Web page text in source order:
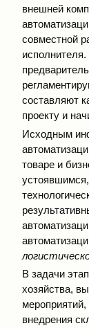
внешней
совместной
составляют
проекту и
Исходным
товаре и
В задачи
хозяйства,
внедрения